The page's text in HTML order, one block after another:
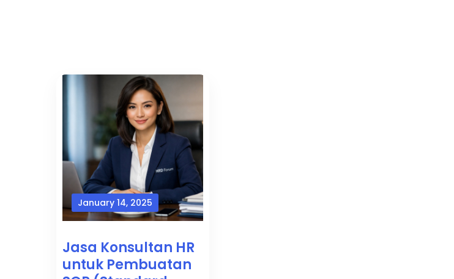
January 14, 2025
Jasa Konsultan HR
untuk Pembuatan